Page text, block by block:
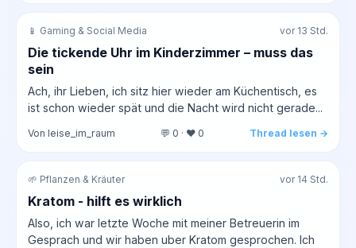
📱 Gaming & Social Media vor 13 Std.
Die tickende Uhr im Kinderzimmer – muss das
sein
Ach, ihr Lieben, ich sitz hier wieder am Küchentisch, es
ist schon wieder spät und die Nacht wird nicht gerade...
Von leise_im_raum 💬 0 · ❤️ 0 Thread lesen →
🌱 Pflanzen & Kräuter vor 14 Std.
Kratom - hilft es wirklich
Also, ich war letzte Woche mit meiner Betreuerin im
Gesprach und wir haben uber Kratom gesprochen. Ich